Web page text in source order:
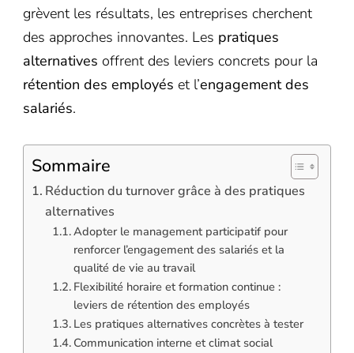
grèvent les résultats, les entreprises cherchent
des approches innovantes. Les pratiques
alternatives offrent des leviers concrets pour la
rétention des employés et l’engagement des
salariés.
Sommaire
Réduction du turnover grâce à des pratiques
alternatives
Adopter le management participatif pour
renforcer l’engagement des salariés et la
qualité de vie au travail
Flexibilité horaire et formation continue :
leviers de rétention des employés
Les pratiques alternatives concrètes à tester
Communication interne et climat social